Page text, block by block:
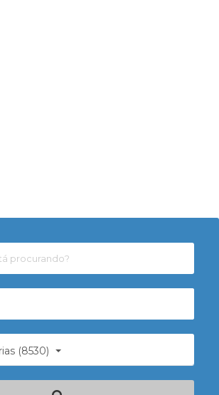
(8530)